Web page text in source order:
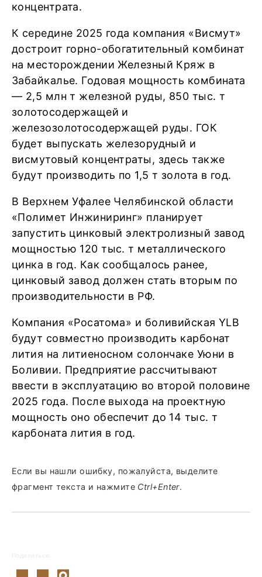
концентрата.
К середине 2025 года компания «Висмут»
достроит горно-обогатительный комбинат
на месторождении Железный Кряж в
Забайкалье. Годовая мощность комбината
— 2,5 млн т железной руды, 850 тыс. т
золотосодержащей и
железозолотосодержащей руды. ГОК
будет выпускать железорудный и
висмутовый концентраты, здесь также
будут производить по 1,5 т золота в год.
В Верхнем Уфалее Челябинской области
«Полимет Инжиниринг» планирует
запустить цинковый электролизный завод
мощностью 120 тыс. т металлического
цинка в год. Как сообщалось ранее,
цинковый завод должен стать вторым по
производительности в РФ.
Компания «Росатома» и боливийская YLB
будут совместно производить карбонат
лития на литиеносном солончаке Уюни в
Боливии. Предприятие рассчитывают
ввести в эксплуатацию во второй половине
2025 года. После выхода на проектную
мощность оно обеспечит до 14 тыс. т
карбоната лития в год.
Если вы нашли ошибку, пожалуйста, выделите
фрагмент текста и нажмите Ctrl+Enter.
Поделиться: